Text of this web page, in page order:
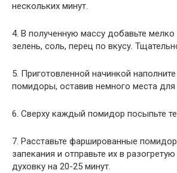
нескольких минут.
4. В полученную массу добавьте
зелень, соль, перец по вкусу.
5. Приготовленной начинкой
помидоры, оставив немного места для
6. Сверху каждый помидор посыпьте
7. Расставьте фаршированные
запекания и отправьте их в
духовку на 20-25 минут.